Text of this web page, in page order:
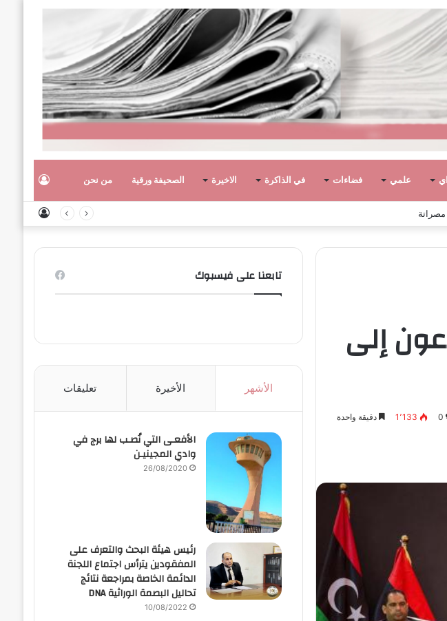
علمي فضاءات في الذاكرة الاخيرة الصحيفة ورقية من نحن
إلى
0 1٬133 دقيقة واحدة
تابعنا على فيسبوك
الأشهر الأخيرة تعليقات
الأفعـى التي نُصـب لها برج في
وادي المجينيـن
26/08/2020
رئيس هيئة البحث والتعرف على
المفقودين يترأس اجتماع اللجنة
الدائمة الخاصة بمراجعة نتائج
تحاليل البصمة الوراثية DNA
10/08/2022